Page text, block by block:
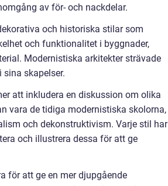
av för- och nackdelar.
och historiska stilar som
och funktionalitet i byggnader,
Modernistiska arkitekter strävade
skapelser.
att inkludera en diskussion om olika
vara de tidiga modernistiska skolorna,
och dekonstruktivism. Varje stil har
och illustrera dessa för att ge
för att ge en mer djupgående